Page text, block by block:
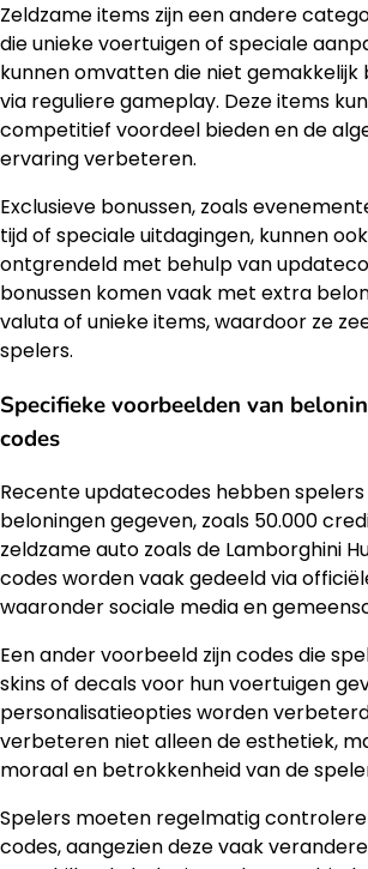
Zeldzame items zijn een andere
die unieke voertuigen of speciale
kunnen omvatten die niet gemakkelijk
via reguliere gameplay. Deze items
competitief voordeel bieden en de
ervaring verbeteren.
Exclusieve bonussen, zoals
tijd of speciale uitdagingen, kunnen
ontgrendeld met behulp van
bonussen komen vaak met extra
valuta of unieke items, waardoor ze
spelers.
Specifieke voorbeelden van
codes
Recente updatecodes hebben
beloningen gegeven, zoals 50.000
zeldzame auto zoals de Lamborghini
codes worden vaak gedeeld via
waaronder sociale media en
Een ander voorbeeld zijn codes die
skins of decals voor hun voertuigen
personalisatieopties worden
verbeteren niet alleen de esthetiek,
moraal en betrokkenheid van de
Spelers moeten regelmatig
codes, aangezien deze vaak